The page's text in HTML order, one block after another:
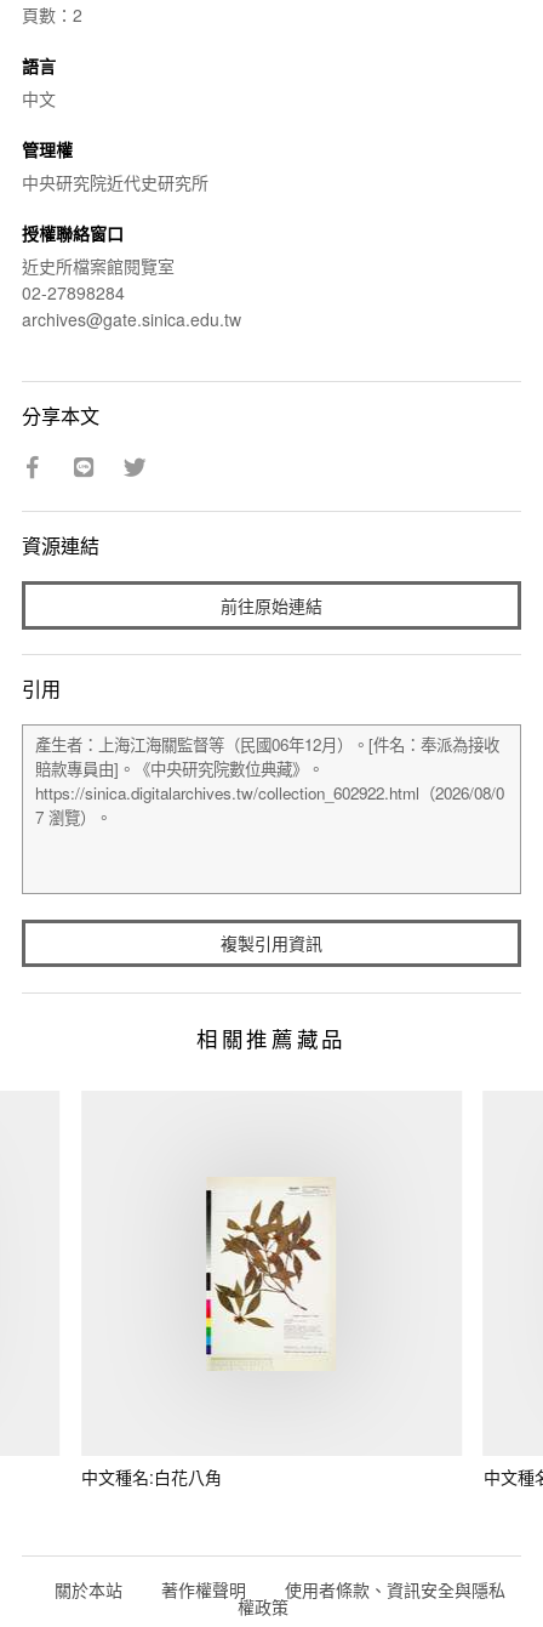
頁數：2
語言
中文
管理權
中央研究院近代史研究所
授權聯絡窗口
近史所檔案館閱覽室
02-27898284
archives@gate.sinica.edu.tw
分享本文
資源連結
前往原始連結
引用
複製引用資訊
相關推薦藏品
中文種名:白花八角 中文種
關於本站 著作權聲明 使用者條款、資訊安全與隱私
權政策